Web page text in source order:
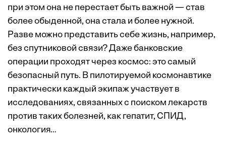
при этом она не перестает быть важной — став
более обыденной, она стала и более нужной.
Разве можно представить себе жизнь, например,
без спутниковой связи? Даже банковские
операции проходят через космос: это самый
безопасный путь. В пилотируемой космонавтике
практически каждый экипаж участвует в
исследованиях, связанных с поиском лекарств
против таких болезней, как гепатит, СПИД,
онкология…